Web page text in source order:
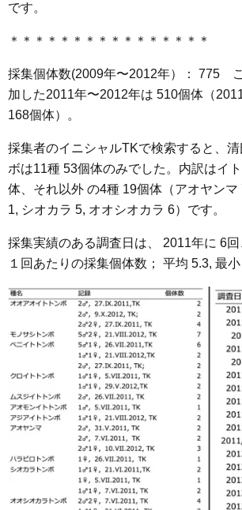
です。
＊＊＊＊＊＊＊＊＊＊＊＊＊＊＊＊
採集個体数(2009年〜2012年）： 775
加した2011年〜2012年は 510個体（
168個体）。
採集者のイニシャルTKで検索すると、
ボは11種 53個体のみでした。内訳はイ
体、それ以外 の4種 19個体（アオヤンマ
1, シオカラ 5, オオシオカラ 6）です。
採集実績のある調査日は、 2011年に 6回
１回あたりの採集個体数； 平均 5.3, 最